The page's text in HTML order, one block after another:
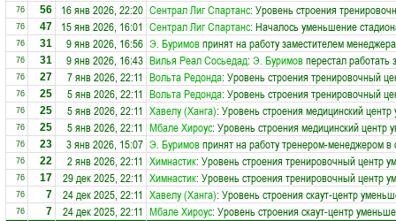
76 56 16 янв 2026, 22:20 Сентрал Лиг Спартанс: Уровень строения
76 47 15 янв 2026, 16:01 Сентрал Лиг Спартанс: Началось уменьшение
76 31 9 янв 2026, 16:56 Э. Буримовпринят на работу заместителем
76 31 9 янв 2026, 16:43 Вилья Реал Сосьедад: Э. Буримовперестал
76 27 7 янв 2026, 22:11 Вольта Редонда: Уровень строения тренировочный
76 25 5 янв 2026, 22:11 Вольта Редонда: Уровень строения тренировочный
76 25 5 янв 2026, 22:11 Хавелу (Ханга): Уровень строения медицинский
76 25 5 янв 2026, 22:11 Мбале Хироус: Уровень строения медицинский центр
76 23 3 янв 2026, 15:07 Э. Буримовпринят на работу тренером-менеджером
76 22 2 янв 2026, 22:11 Химнастик: Уровень строения тренировочный центр
76 17 29 дек 2025, 22:11 Химнастик: Уровень строения тренировочный центр
76 7 24 дек 2025, 22:11 Хавелу (Ханга): Уровень строения скаут-центр
76 7 24 дек 2025, 22:11 Мбале Хироус: Уровень строения скаут-центр